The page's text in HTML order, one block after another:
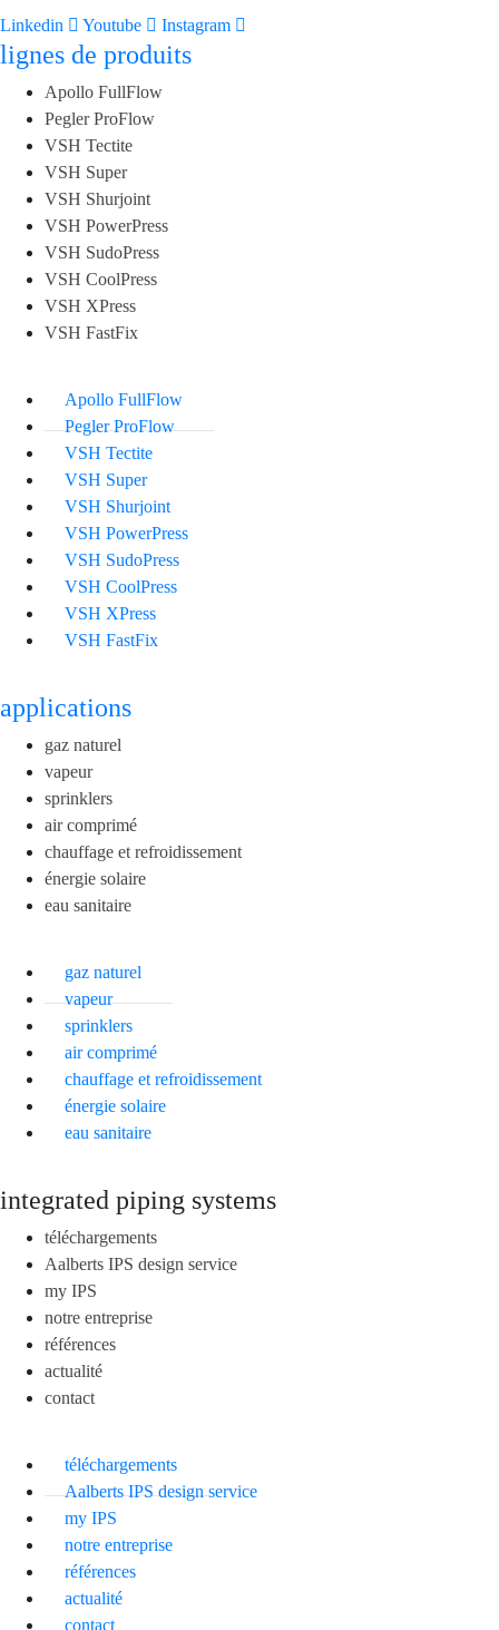
Linkedin Youtube Instagram
lignes de produits
Apollo FullFlow
Pegler ProFlow
VSH Tectite
VSH Super
VSH Shurjoint
VSH PowerPress
VSH SudoPress
VSH CoolPress
VSH XPress
VSH FastFix
Apollo FullFlow
Pegler ProFlow
VSH Tectite
VSH Super
VSH Shurjoint
VSH PowerPress
VSH SudoPress
VSH CoolPress
VSH XPress
VSH FastFix
applications
gaz naturel
vapeur
sprinklers
air comprimé
chauffage et refroidissement
énergie solaire
eau sanitaire
gaz naturel
vapeur
sprinklers
air comprimé
chauffage et refroidissement
énergie solaire
eau sanitaire
integrated piping systems
téléchargements
Aalberts IPS design service
my IPS
notre entreprise
références
actualité
contact
téléchargements
Aalberts IPS design service
my IPS
notre entreprise
références
actualité
contact